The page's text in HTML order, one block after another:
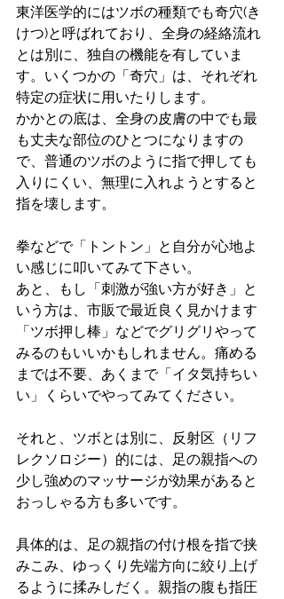
東洋医学的にはツボの種類でも奇穴(き
けつ)と呼ばれており、全身の経絡流れ
とは別に、独自の機能を有していま
す。いくつかの「奇穴」は、それぞれ
特定の症状に用いたりします。
かかとの底は、全身の皮膚の中でも最
も丈夫な部位のひとつになりますの
で、普通のツボのように指で押しても
入りにくい、無理に入れようとすると
指を壊します。
拳などで「トントン」と自分が心地よ
い感じに叩いてみて下さい。
あと、もし「刺激が強い方が好き」と
いう方は、市販で最近良く見かけます
「ツボ押し棒」などでグリグリやって
みるのもいいかもしれません。痛める
までは不要、あくまで「イタ気持ちい
い」くらいでやってみてください。
それと、ツボとは別に、反射区（リフ
レクソロジー）的には、足の親指への
少し強めのマッサージが効果があると
おっしゃる方も多いです。
具体的は、足の親指の付け根を指で挟
みこみ、ゆっくり先端方向に絞り上げ
るように揉みしだく。親指の腹も指圧